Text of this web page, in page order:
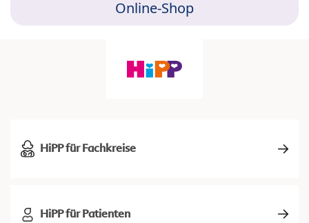
Online-Shop
HiPP für Fachkreise
HiPP für Patienten